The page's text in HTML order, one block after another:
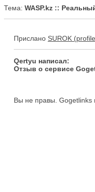
Тема: WASP.kz ::
Прислано SUROK
Qertyu написал:
Отзыв о сервисе
Вы не правы. Gogetlinks